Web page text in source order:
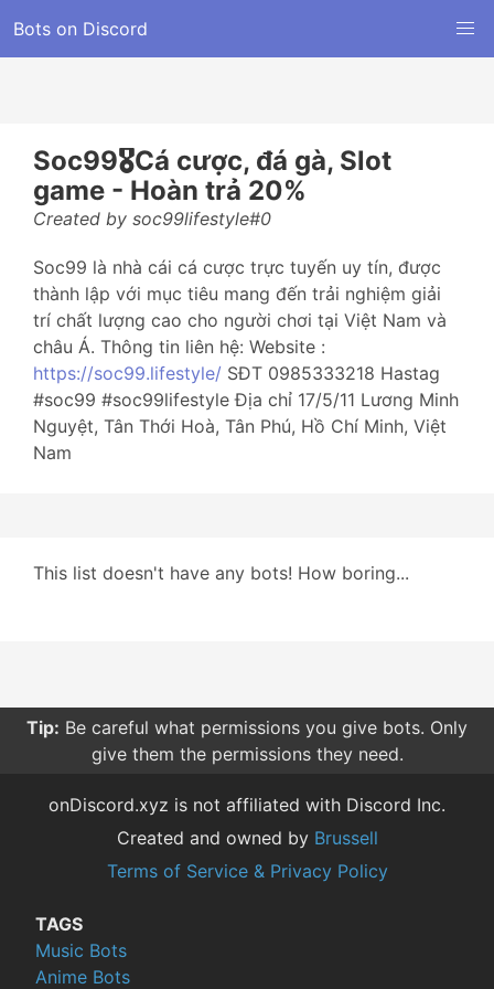
Bots on Discord
Soc99🎖️Cá cược, đá gà, Slot
game - Hoàn trả 20%
Created by soc99lifestyle#0
Soc99 là nhà cái cá cược trực tuyến uy tín, được
thành lập với mục tiêu mang đến trải nghiệm giải
trí chất lượng cao cho người chơi tại Việt Nam và
châu Á. Thông tin liên hệ: Website :
https://soc99.lifestyle/ SĐT 0985333218 Hastag
#soc99 #soc99lifestyle Địa chỉ 17/5/11 Lương Minh
Nguyệt, Tân Thới Hoà, Tân Phú, Hồ Chí Minh, Việt
Nam
This list doesn't have any bots! How boring...
Tip: Be careful what permissions you give bots. Only
give them the permissions they need.
onDiscord.xyz is not affiliated with Discord Inc.
Created and owned by Brussell
Terms of Service & Privacy Policy
TAGS
Music Bots
Anime Bots